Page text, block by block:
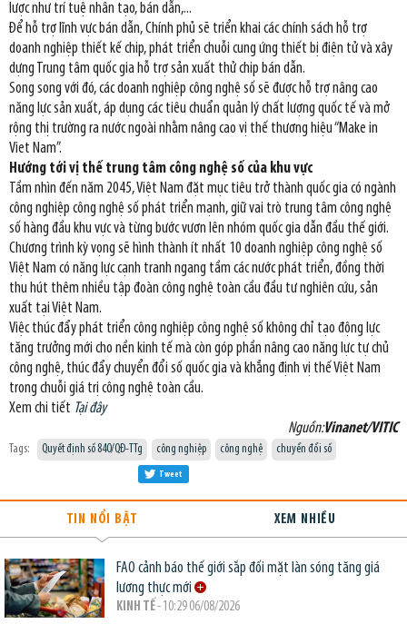
lược như trí tuệ nhân tạo, bán dẫn,...
Để hỗ trợ lĩnh vực bán dẫn, Chính phủ sẽ triển khai các chính sách hỗ trợ
doanh nghiệp thiết kế chip, phát triển chuỗi cung ứng thiết bị điện tử và xây
dựng Trung tâm quốc gia hỗ trợ sản xuất thử chip bán dẫn.
Song song với đó, các doanh nghiệp công nghệ số sẽ được hỗ trợ nâng cao
năng lực sản xuất, áp dụng các tiêu chuẩn quản lý chất lượng quốc tế và mở
rộng thị trường ra nước ngoài nhằm nâng cao vị thế thương hiệu “Make in
Viet Nam”.
Hướng tới vị thế trung tâm công nghệ số của khu vực
Tầm nhìn đến năm 2045, Việt Nam đặt mục tiêu trở thành quốc gia có ngành
công nghiệp công nghệ số phát triển mạnh, giữ vai trò trung tâm công nghệ
số hàng đầu khu vực và từng bước vươn lên nhóm quốc gia dẫn đầu thế giới.
Chương trình kỳ vọng sẽ hình thành ít nhất 10 doanh nghiệp công nghệ số
Việt Nam có năng lực cạnh tranh ngang tầm các nước phát triển, đồng thời
thu hút thêm nhiều tập đoàn công nghệ toàn cầu đầu tư nghiên cứu, sản
xuất tại Việt Nam.
Việc thúc đẩy phát triển công nghiệp công nghệ số không chỉ tạo động lực
tăng trưởng mới cho nền kinh tế mà còn góp phần nâng cao năng lực tự chủ
công nghệ, thúc đẩy chuyển đổi số quốc gia và khẳng định vị thế Việt Nam
trong chuỗi giá trị công nghệ toàn cầu.
Xem chi tiết Tại đây
Nguồn:Vinanet/VITIC
Tags: Quyết định số 840/QĐ-TTg công nghiệp công nghệ chuyển đổi số
Tweet
TIN NỔI BẬT XEM NHIỀU
FAO cảnh báo thế giới sắp đối mặt làn sóng tăng giá
lương thực mới
KINH TẾ- 10:29 06/08/2026